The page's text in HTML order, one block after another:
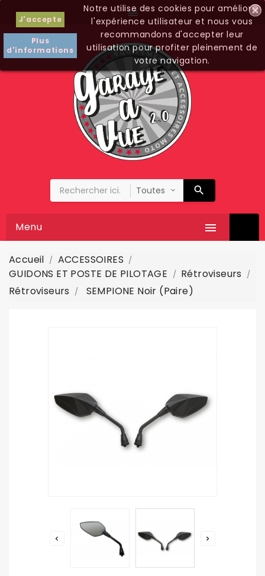

J'accepte
Plus
d'informations
Notre utilise des cookies pour améliorer
l'expérience utilisateur et nous vous
recommandons d'accepter leur
utilisation pour profiter pleinement de
votre navigation.

Menu
Accueil
ACCESSOIRES
GUIDONS ET POSTE DE PILOTAGE
Rétroviseurs
Rétroviseurs
SEMPIONE Noir (paire)
 